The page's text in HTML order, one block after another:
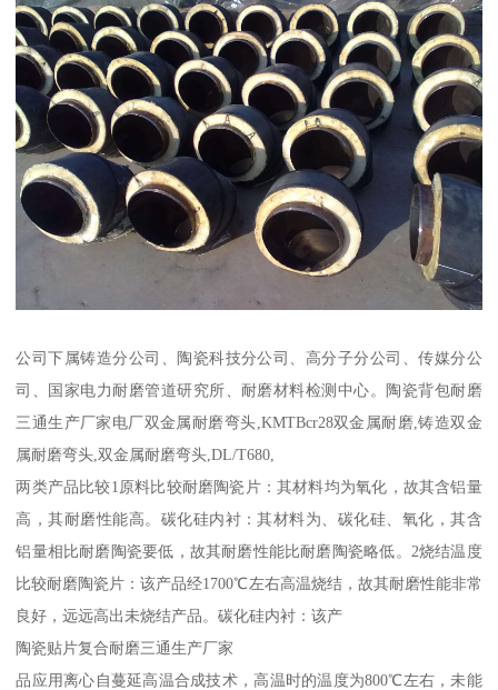
公司下属铸造分公司、陶瓷科技分公司、高分子分公司、传媒分公
司、国家电力耐磨管道研究所、耐磨材料检测中心。陶瓷背包耐磨
三通生产厂家电厂双金属耐磨弯头,KMTBcr28双金属耐磨,铸造双金
属耐磨弯头,双金属耐磨弯头,DL/T680,
两类产品比较1原料比较耐磨陶瓷片：其材料均为氧化，故其含铝量
高，其耐磨性能高。碳化硅内衬：其材料为、碳化硅、氧化，其含
铝量相比耐磨陶瓷要低，故其耐磨性能比耐磨陶瓷略低。2烧结温度
比较耐磨陶瓷片：该产品经1700℃左右高温烧结，故其耐磨性能非常
良好，远远高出未烧结产品。碳化硅内衬：该产
陶瓷贴片复合耐磨三通生产厂家
品应用离心自蔓延高温合成技术，高温时的温度为800℃左右，未能